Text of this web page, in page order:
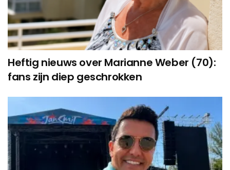
Heftig nieuws over Marianne Weber (70):
fans zijn diep geschrokken